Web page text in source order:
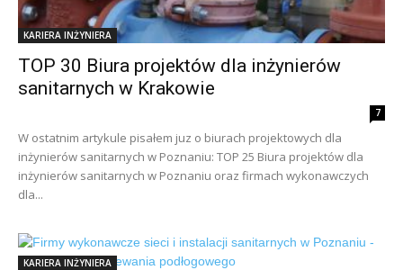
KARIERA INŻYNIERA
TOP 30 Biura projektów dla inżynierów
sanitarnych w Krakowie
7
W ostatnim artykule pisałem juz o biurach projektowych dla
inżynierów sanitarnych w Poznaniu: TOP 25 Biura projektów dla
inżynierów sanitarnych w Poznaniu oraz firmach wykonawczych
dla...
KARIERA INŻYNIERA